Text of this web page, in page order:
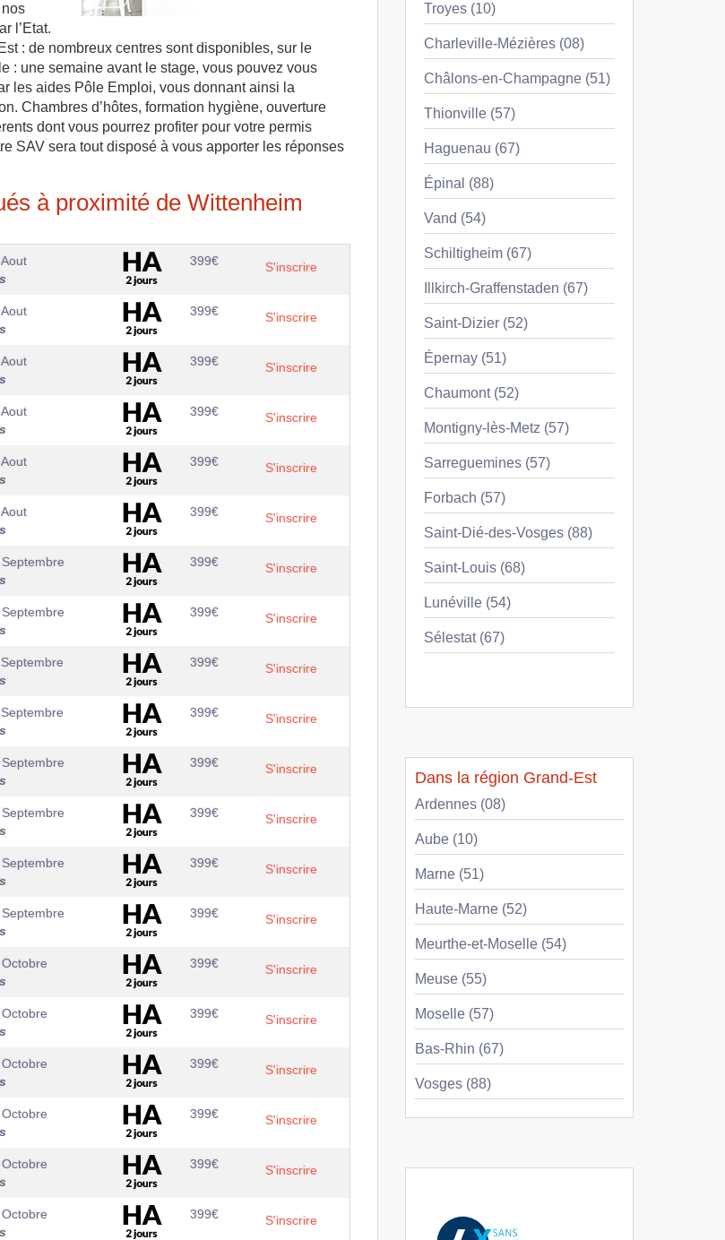
l’Etat.
: de nombreux centres sont disponibles, sur le
: une semaine avant le stage, vous pouvez vous
les aides Pôle Emploi, vous donnant ainsi la
Chambres d’hôtes, formation hygiène, ouverture
dont vous pourrez profiter pour votre permis
SAV sera tout disposé à vous apporter les réponses
à proximité de Wittenheim
399€ S'inscrire
399€ S'inscrire
399€ S'inscrire
399€ S'inscrire
399€ S'inscrire
399€ S'inscrire
399€ S'inscrire
399€ S'inscrire
399€ S'inscrire
399€ S'inscrire
399€ S'inscrire
399€ S'inscrire
399€ S'inscrire
399€ S'inscrire
399€ S'inscrire
399€ S'inscrire
399€ S'inscrire
399€ S'inscrire
399€ S'inscrire
399€ S'inscrire
Troyes (10)
Charleville-Mézières (08)
Châlons-en-Champagne (51)
Thionville (57)
Haguenau (67)
Épinal (88)
Vand (54)
Schiltigheim (67)
Illkirch-Graffenstaden (67)
Saint-Dizier (52)
Épernay (51)
Chaumont (52)
Montigny-lès-Metz (57)
Sarreguemines (57)
Forbach (57)
Saint-Dié-des-Vosges (88)
Saint-Louis (68)
Lunéville (54)
Sélestat (67)
Dans la région Grand-Est
Ardennes (08)
Aube (10)
Marne (51)
Haute-Marne (52)
Meurthe-et-Moselle (54)
Meuse (55)
Moselle (57)
Bas-Rhin (67)
Vosges (88)